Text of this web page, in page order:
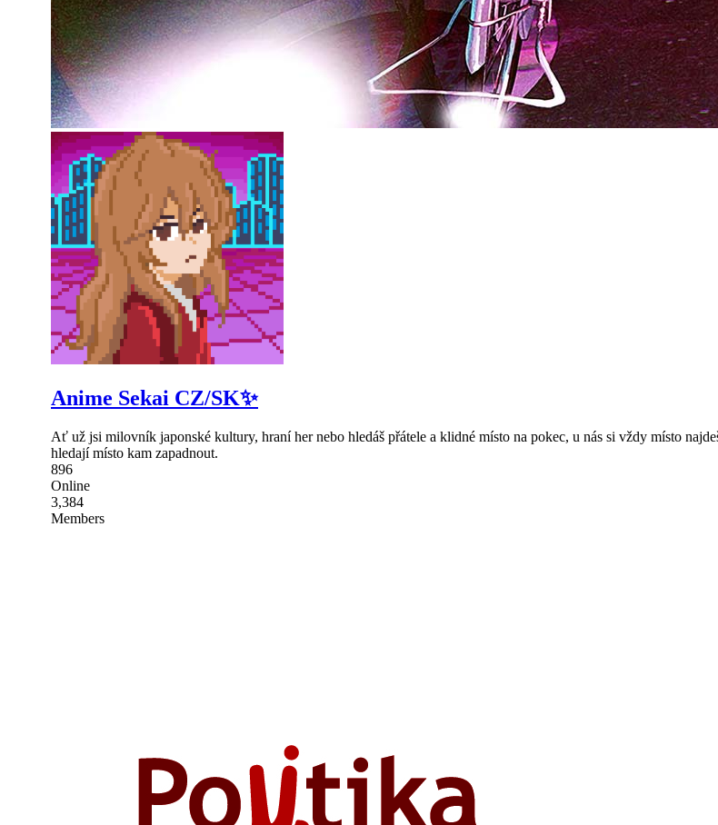
Anime Sekai CZ/SK✨
Ať už jsi milovník japonské kultury, hraní her nebo hledáš přátele a klidné místo na pokec, u nás si vždy místo
hledají místo kam zapadnout.
896
Online
3,384
Members